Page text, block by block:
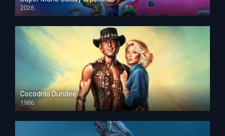
2026
HD 1080p
Cocodrilo Dundee
1986
HD 1080p